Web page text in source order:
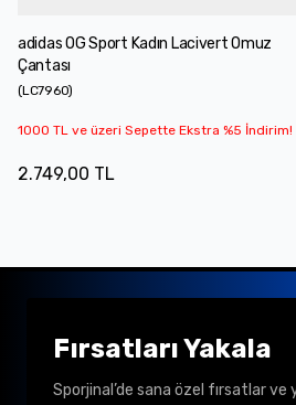
adidas OG Sport Kadın Lacivert Omuz
Çantası
(LC7960)
1000 TL ve üzeri Sepette Ekstra %5 İndirim!
2.749,00 TL
Fırsatları Yakala
Sporjinal’de sana özel fırsatlar ve